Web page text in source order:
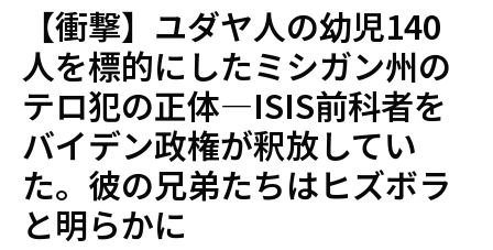
【衝撃】ユダヤ人の幼児140
人を標的にしたミシガン州の
テロ犯の正体―ISIS前科者を
バイデン政権が釈放してい
た。彼の兄弟たちはヒズボラ
と明らかに